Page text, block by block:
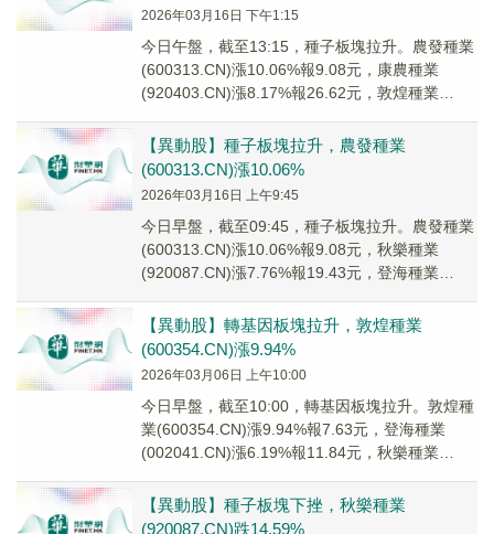
2026年03月16日 下午1:15
今日午盤，截至13:15，種子板塊拉升。農發種業
(600313.CN)漲10.06%報9.08元，康農種業
(920403.CN)漲8.17%報26.62元，敦煌種業
【異動股】種子板塊拉升，農發種業
(600313.CN)漲10.06%
2026年03月16日 上午9:45
今日早盤，截至09:45，種子板塊拉升。農發種業
(600313.CN)漲10.06%報9.08元，秋樂種業
(920087.CN)漲7.76%報19.43元，登海種業
【異動股】轉基因板塊拉升，敦煌種業
(600354.CN)漲9.94%
2026年03月06日 上午10:00
今日早盤，截至10:00，轉基因板塊拉升。敦煌種
業(600354.CN)漲9.94%報7.63元，登海種業
(002041.CN)漲6.19%報11.84元，秋樂種業
【異動股】種子板塊下挫，秋樂種業
(920087.CN)跌14.59%